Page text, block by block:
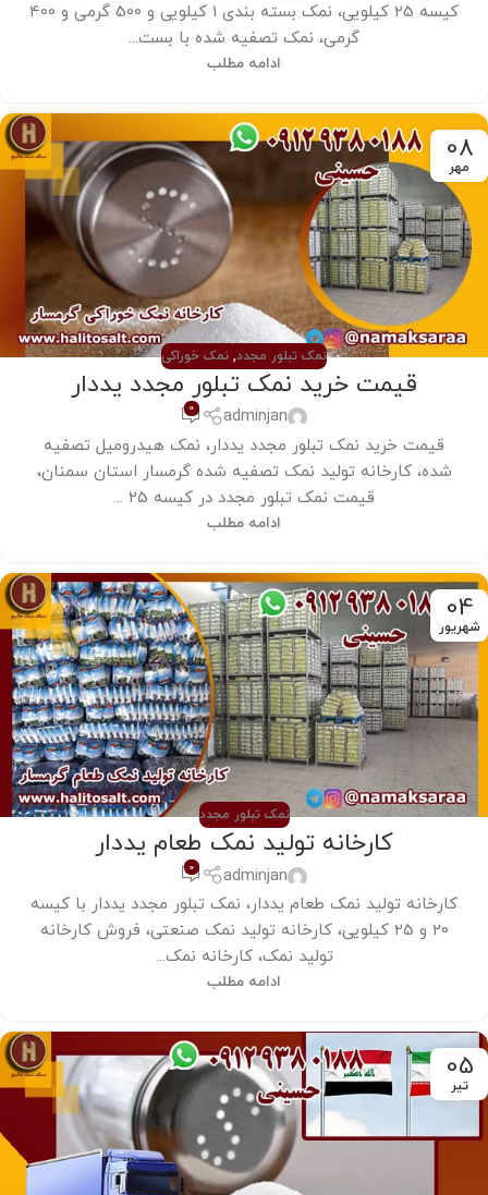
کیسه 25 کیلویی، نمک بسته بندی 1 کیلویی و 500 گرمی و 400
گرمی، نمک تصفیه شده با بست...
ادامه مطلب
08
مهر
نمک تبلور مجدد, نمک خوراکی
قیمت خرید نمک تبلور مجدد یددار
adminjan
0
قیمت خرید نمک تبلور مجدد یددار، نمک هیدرومیل تصفیه
شده، کارخانه تولید نمک تصفیه شده گرمسار استان سمنان،
قیمت نمک تبلور مجدد در کیسه 25 ...
ادامه مطلب
04
شهریور
نمک تبلور مجدد
کارخانه تولید نمک طعام یددار
adminjan
0
کارخانه تولید نمک طعام یددار، نمک تبلور مجدد یددار با کیسه
20 و 25 کیلویی، کارخانه تولید نمک صنعتی، فروش کارخانه
تولید نمک، کارخانه نمک...
ادامه مطلب
05
تیر